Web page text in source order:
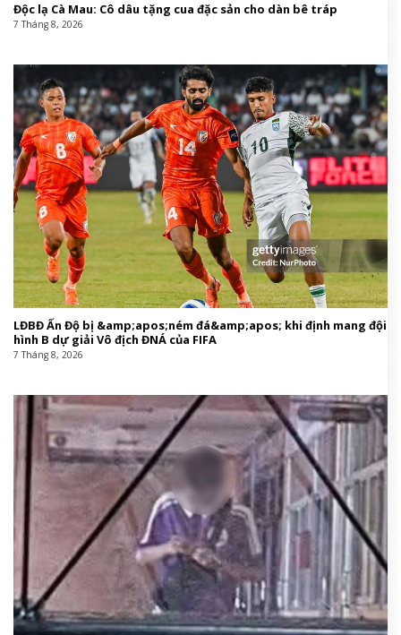
Độc lạ Cà Mau: Cô dâu tặng cua đặc sản cho dàn bê tráp
7 Tháng 8, 2026
LĐBĐ Ấn Độ bị &amp;apos;ném đá&amp;apos; khi định mang đội
hình B dự giải Vô địch ĐNÁ của FIFA
7 Tháng 8, 2026